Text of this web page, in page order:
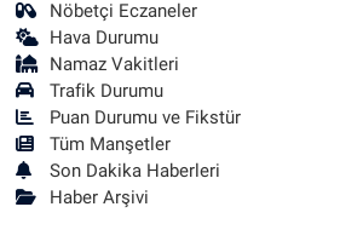
Nöbetçi Eczaneler
Hava Durumu
Namaz Vakitleri
Trafik Durumu
Puan Durumu ve Fikstür
Tüm Manşetler
Son Dakika Haberleri
Haber Arşivi